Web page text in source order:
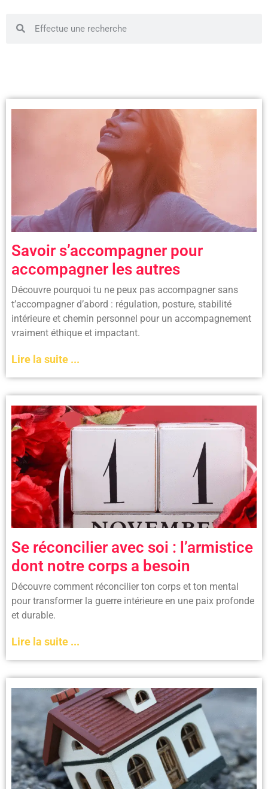
Savoir s’accompagner pour
accompagner les autres
Découvre pourquoi tu ne peux pas accompagner sans
t’accompagner d’abord : régulation, posture, stabilité
intérieure et chemin personnel pour un accompagnement
vraiment éthique et impactant.
Lire la suite ...
Se réconcilier avec soi : l’armistice
dont notre corps a besoin
Découvre comment réconcilier ton corps et ton mental
pour transformer la guerre intérieure en une paix profonde
et durable.
Lire la suite ...